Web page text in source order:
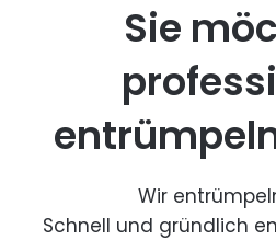
Sie
Wir
Schnell und gründlich